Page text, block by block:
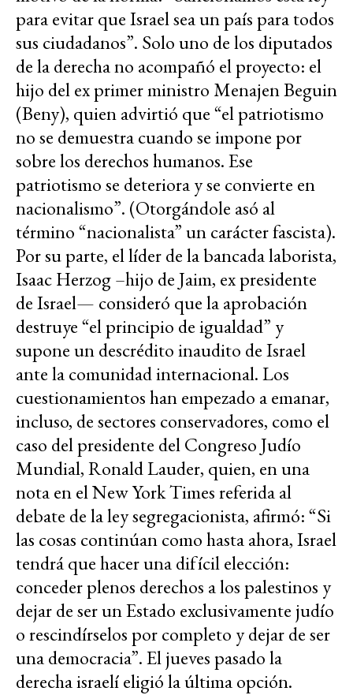
para evitar que Israel sea un país para todos
sus ciudadanos”. Solo uno de los diputados
de la derecha no acompañó el proyecto: el
hijo del ex primer ministro Menajen Beguin
(Beny), quien advirtió que “el patriotismo
no se demuestra cuando se impone por
sobre los derechos humanos. Ese
patriotismo se deteriora y se convierte en
nacionalismo”. (Otorgándole asó al
término “nacionalista” un carácter fascista).
Por su parte, el líder de la bancada laborista,
Isaac Herzog –hijo de Jaim, ex presidente
de Israel— consideró que la aprobación
destruye “el principio de igualdad” y
supone un descrédito inaudito de Israel
ante la comunidad internacional. Los
cuestionamientos han empezado a emanar,
incluso, de sectores conservadores, como el
caso del presidente del Congreso Judío
Mundial, Ronald Lauder, quien, en una
nota en el New York Times referida al
debate de la ley segregacionista, afirmó: “Si
las cosas continúan como hasta ahora, Israel
tendrá que hacer una difícil elección:
conceder plenos derechos a los palestinos y
dejar de ser un Estado exclusivamente judío
o rescindírselos por completo y dejar de ser
una democracia”. El jueves pasado la
derecha israelí eligió la última opción.